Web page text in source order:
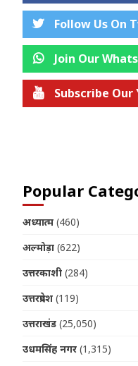
Follow Us On
Join Our
Subscribe Our
Popular
अध्यात्म (460)
अल्मोड़ा (622)
उत्तरकाशी (284)
उत्तरप्रदेश (119)
उत्तराखंड (25,050)
उधमसिंह नगर (1,315)